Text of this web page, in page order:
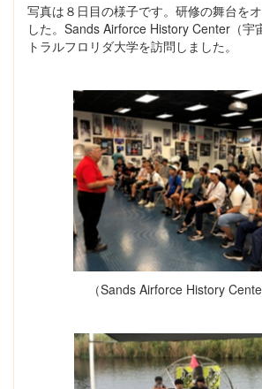
写真は８日目の様子です。研修の舞台を
した。Sands Airforce History Center（宇
トラルフロリダ大学を訪問しました。
（Sands Airforce History